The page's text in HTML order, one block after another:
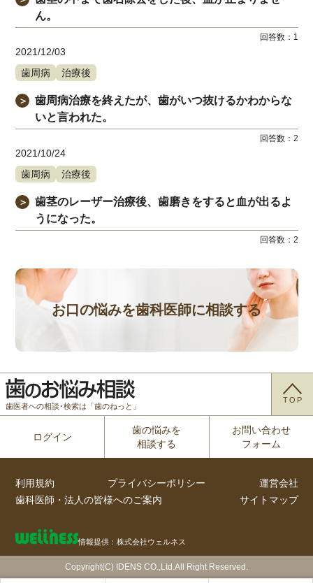
ん。
回答数： 1
2021/12/03
歯周病
治療後
＞
歯周病治療を終えたが、歯がいつ抜けるかわからな
いと言われた。
回答数： 2
2021/10/24
歯周病
治療後
＞
歯茎のレーザー治療後、歯磨きをすると血が出るよ
うになった。
回答数： 2
お口の悩みを歯科医師に相談する
歯医者への相談･検索は「歯のねっと」
TOP
ログイン
歯の悩みを
相談する
お問い合わせ
フォーム
利用規約 プライバシーポリシー
運営会社
歯科医師・法人の皆様へのご案内
サイトマップ
情報提供：株式会社ウェルネス
Copyright(C) IDENS CO.,Ltd.All Right Reserved.